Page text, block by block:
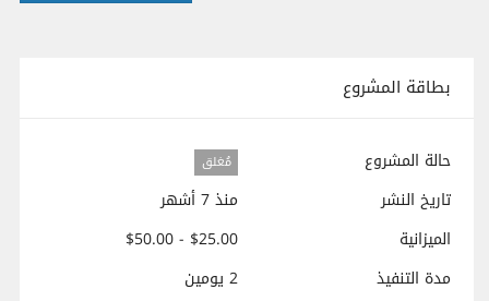
بطاقة المشروع
حالة المشروع مُغلق
تاريخ النشر
منذ 7 أشهر
الميزانية
$25.00 - $50.00
مدة التنفيذ
2 يومين